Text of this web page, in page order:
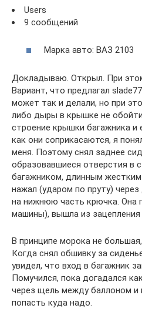
Users
9 сообщений
Марка авто: ВАЗ 2103
Докладываю. Открыл. При
Вариант, что предлагал
может так и делали, но при
либо дыры в крышке не
строение крышки багажника и
как они соприкасаются, я
меня. Поэтому снял заднее
образовавшиеся отверстия в
багажником, длинным
нажал (ударом по пруту)
на нижнюю часть крючка. Она
машины), вышла из
В принципе морока не
Когда снял обшивку за
увидел, что вход в багажник
Помучился, пока догадался
через щель между баллоном и
попасть куда надо.